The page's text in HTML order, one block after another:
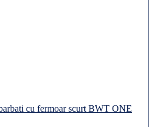
cu fermoar scurt BWT ONE